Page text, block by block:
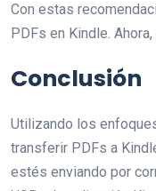
Con estas
PDFs en Kindle.
Conclusión
Utilizando los
transferir PDFs a
estés enviando por